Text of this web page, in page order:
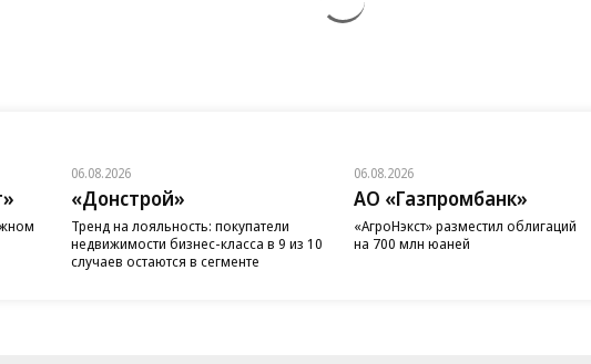
06.08.2026
«Донстрой»
Тренд на лояльность: покупатели
недвижимости бизнес-класса в 9 из 10
случаев остаются в сегменте
06.08.2026
АО «Газпромбанк»
«АгроНэкст» разместил облигаций
на 700 млн юаней